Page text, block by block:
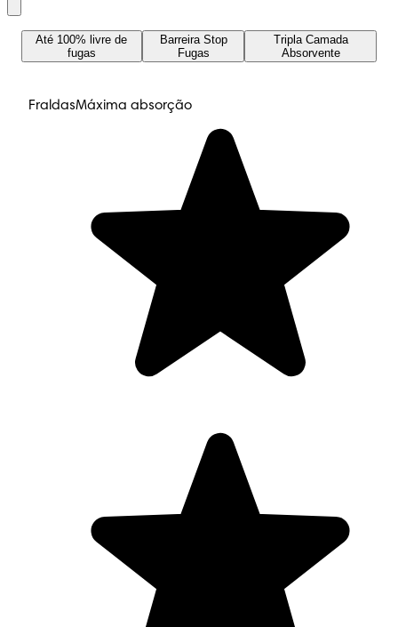
Até 100% livre de
fugas
Barreira Stop
Fugas
Tripla Camada
Absorvente
FraldasMáxima absorção